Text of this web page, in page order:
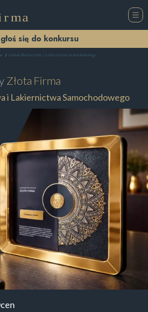
się do konkursu
Zakład Blacharstwa i Lakiernictwa Samochodowego
Złota Firma
i Lakiernictwa Samochodowego